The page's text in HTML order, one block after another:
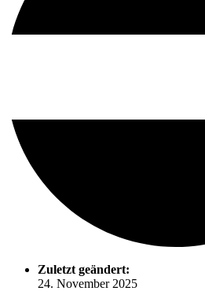
Zuletzt geändert:
24. November 2025